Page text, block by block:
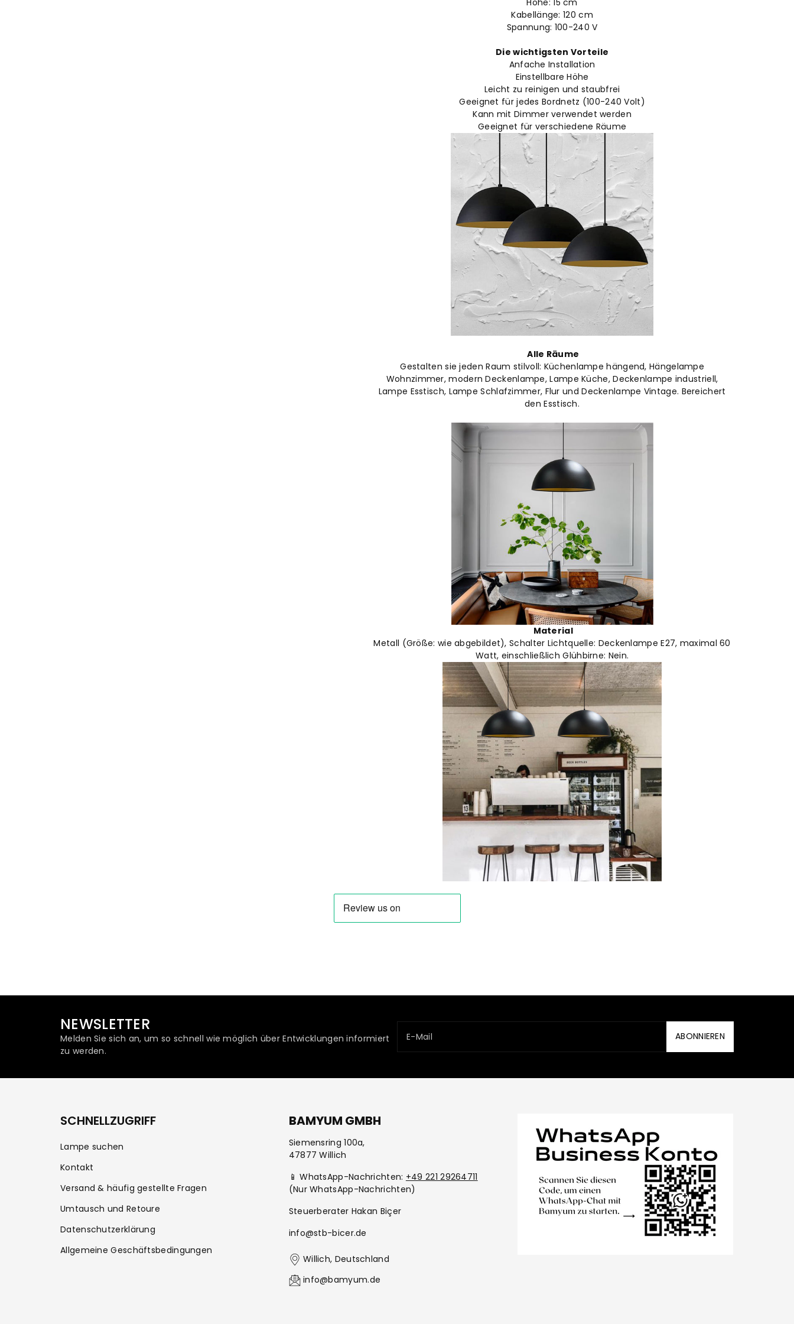
Kabellänge: 120 cm
Spannung: 100-240 V
Die wichtigsten Vorteile
Anfache Installation
Einstellbare Höhe
Leicht zu reinigen und staubfrei
Geeignet für jedes Bordnetz (100-240 Volt)
Kann mit Dimmer verwendet werden
Geeignet für verschiedene Räume
Alle Räume
Gestalten sie jeden Raum stilvoll: Küchenlampe hängend, Hängelampe
Wohnzimmer, modern Deckenlampe, Lampe Küche, Deckenlampe industriell,
Lampe Esstisch, Lampe Schlafzimmer, Flur und Deckenlampe Vintage. Bereichert
den Esstisch.
Material
Metall (Größe: wie abgebildet), Schalter Lichtquelle: Deckenlampe E27, maximal 60
Watt, einschließlich Glühbirne: Nein.
NEWSLETTER
Melden Sie sich an, um so schnell wie möglich über Entwicklungen informiert
zu werden.
E-Mail ABONNIEREN
SCHNELLZUGRIFF
Lampe suchen
Kontakt
Versand & häufig gestellte Fragen
Umtausch und Retoure
Datenschutzerklärung
Allgemeine Geschäftsbedingungen
BAMYUM GMBH
Siemensring 100a,
47877 Willich
📱 WhatsApp-Nachrichten: +49 221 29264711
(Nur WhatsApp-Nachrichten)
Steuerberater Hakan Biçer
info@stb-bicer.de
Willich, Deutschland
info@bamyum.de